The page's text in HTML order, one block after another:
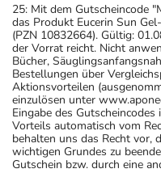
25: Mit dem Gutscheincode
das Produkt Eucerin Sun
(PZN 10832664). Gültig:
der Vorrat reicht. Nicht
Bücher,
Bestellungen über
Aktionsvorteilen
einzulösen unter
Eingabe des
Vorteils automatisch vom
behalten uns das Recht vor,
wichtigen Grundes zu
Gutschein bzw. durch eine